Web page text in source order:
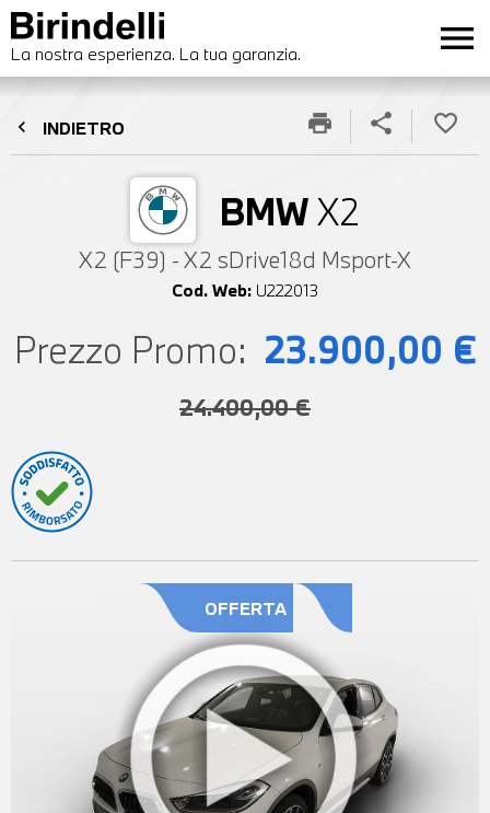
La nostra esperienza. La tua garanzia. menu
chevron_left INDIETRO
BMWX2
X2 (F39) - X2 sDrive18d Msport-X
Cod. Web: U222013
print share favorite_border
Prezzo Promo: 23.900,00 €
24.400,00 €
OFFERTA